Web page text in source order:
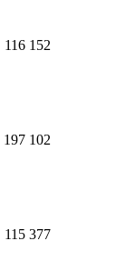
116 152
197 102
115 377